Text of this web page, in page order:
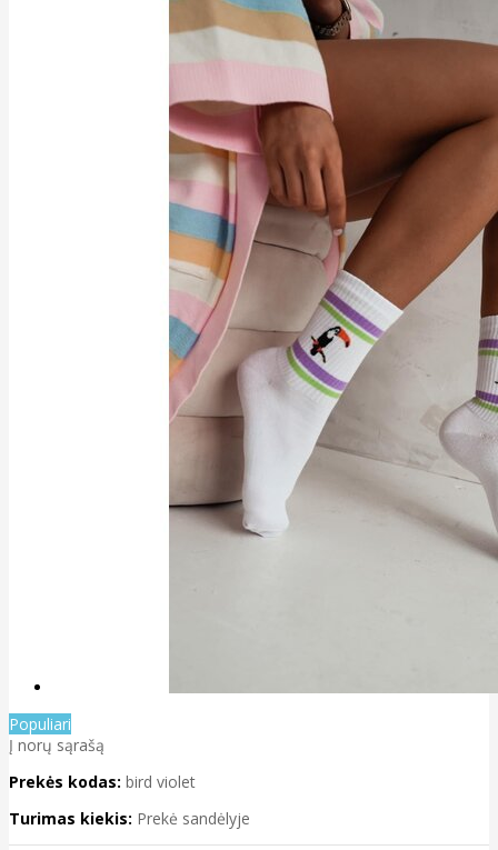
Populiari
Į norų sąrašą
Prekės kodas: bird violet
Turimas kiekis: Prekė sandėlyje